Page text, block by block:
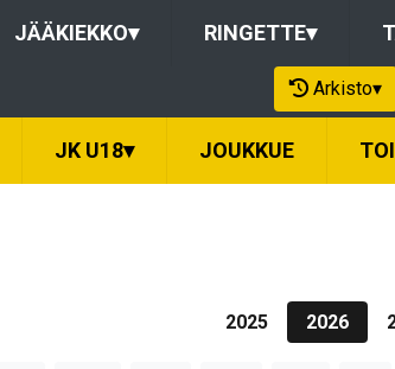
JÄÄKIEKKO▾ RINGETTE▾
Arkisto▾
JK U18▾ JOUKKUE
2025 2026